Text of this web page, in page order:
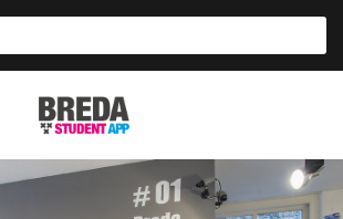
Breda
Student